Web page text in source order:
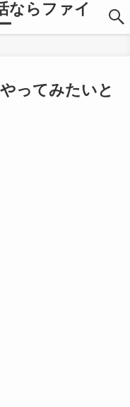
ならファイ
ってみたいと